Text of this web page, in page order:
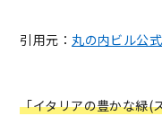
引用元： 丸の内ビル公
「イタリアの豊かな緑(